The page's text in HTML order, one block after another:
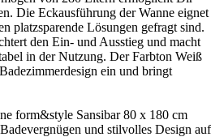
Die Eckausführung der Wanne eignet
platzsparende Lösungen gefragt sind.
den Ein- und Ausstieg und macht
in der Nutzung. Der Farbton Weiß
ein und bringt
form&style Sansibar 80 x 180 cm
und stilvolles Design auf